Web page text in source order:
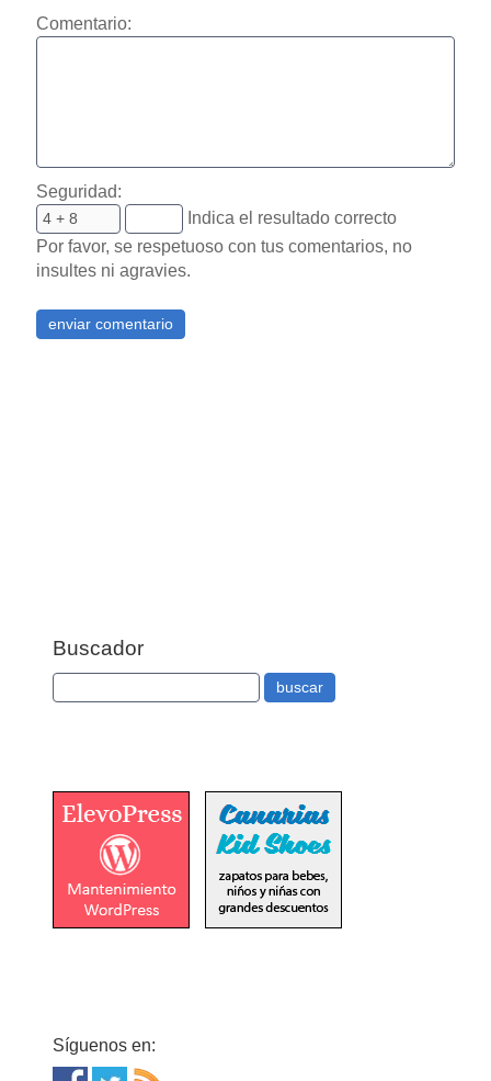
Comentario:
Seguridad:
Indica el resultado correcto
Por favor, se respetuoso con tus comentarios, no
insultes ni agravies.
Buscador
Síguenos en: